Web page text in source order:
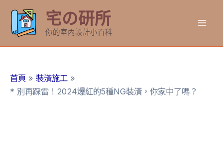
要
宅の研所
你的室內設計小百科
首頁
裝潢施工
* 別再踩雷！2024爆紅的5種NG裝潢，你家中了嗎？